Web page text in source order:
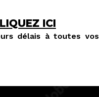
ICI
délais à toutes vos